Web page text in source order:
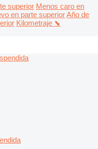
superior Menos caro en
en parte superiorAño de
Kilometraje ⬊